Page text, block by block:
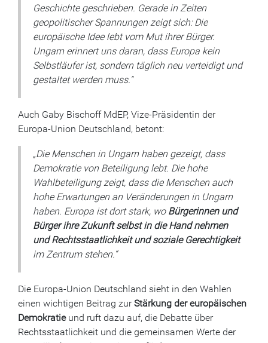
Geschichte geschrieben. Gerade in Zeiten
geopolitischer Spannungen zeigt sich: Die
europäische Idee lebt vom Mut ihrer Bürger.
Ungarn erinnert uns daran, dass Europa kein
Selbstläufer ist, sondern täglich neu verteidigt und
gestaltet werden muss."
Auch Gaby Bischoff MdEP, Vize-Präsidentin der
Europa-Union Deutschland, betont:
„Die Menschen in Ungarn haben gezeigt, dass
Demokratie von Beteiligung lebt. Die hohe
Wahlbeteiligung zeigt, dass die Menschen auch
hohe Erwartungen an Veränderungen in Ungarn
haben. Europa ist dort stark, wo Bürgerinnen und
Bürger ihre Zukunft selbst in die Hand nehmen
und Rechtsstaatlichkeit und soziale Gerechtigkeit
im Zentrum stehen.“
Die Europa-Union Deutschland sieht in den Wahlen
einen wichtigen Beitrag zurStärkung der europäischen
Demokratieund ruft dazu auf, die Debatte über
Rechtsstaatlichkeit und die gemeinsamen Werte der